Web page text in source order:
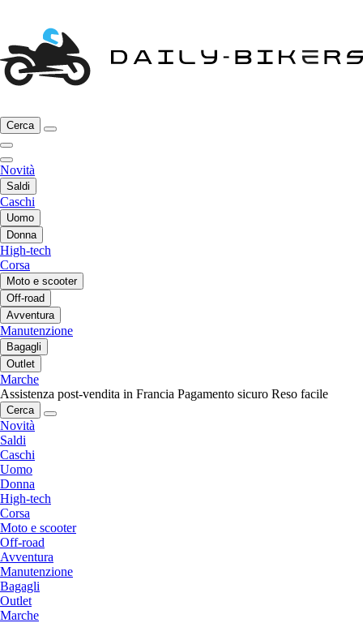
Cerca
Novità
Saldi
Caschi
Uomo
Donna
High-tech
Corsa
Moto e scooter
Off-road
Avventura
Manutenzione
Bagagli
Outlet
Marche
Assistenza post-vendita in Francia Pagamento sicuro Reso facile
Cerca
Novità
Saldi
Caschi
Uomo
Donna
High-tech
Corsa
Moto e scooter
Off-road
Avventura
Manutenzione
Bagagli
Outlet
Marche